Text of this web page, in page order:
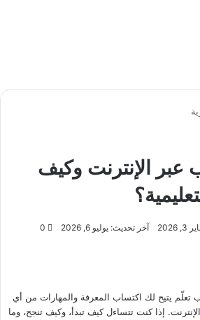
عبر الإنترنت وكيف
3, 2026 آخر تحديث: يوليو 6, 2026 0
تعلّم يتيح لك اكتساب المعرفة والمهارات من أي
إذا كنت تتساءل كيف تبدأ، وكيف تنجح، وما